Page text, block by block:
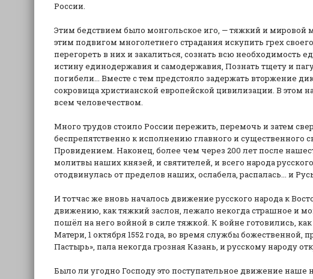
России.
Этим бедствием было монгольское иго, — тяжкий и мировой
этим подвигом многолетнего страдания искупить грех
перегореть в них и закалиться, сознать всю необходимость
истину единодержавия и самодержавия, Познать тщету и
погибели... Вместе с тем предстояло задержать вторжение
сокровища христианской европейской цивилизации. В этом
всем человечеством.
Много трудов стоило России пережить, перемочь и затем
беспрепятственно к исполнению главного и существенного
Провидением. Наконец, более чем через 200 лет после
молитвы наших князей, и святителей, и всего народа
отодвинулась от пределов наших, ослабела, распалась... и
И тотчас же вновь началось движение русского народа к
движению, как тяжкий заслон, лежало некогда страшное и
пошёл на него войной в силе тяжкой. К войне готовились,
Матери, 1 октября 1552 года, во время службы божественной,
Пастырь», пала некогда грозная Казань, и русскому народу
Было ли угодно Господу это поступательное движение наше